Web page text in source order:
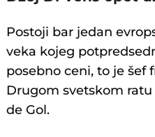
Postoji bar jedan
veka kojeg
posebno ceni, to je šef
Drugom svetskom
de Gol.